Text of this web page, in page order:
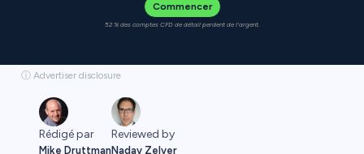
Commencer
52 % des comptes CFD de détail perdent de l'argent.
ⓘ Advertiser disclosure
Rédigé par
Mike Druttman
Reviewed by
Nadav Zelver